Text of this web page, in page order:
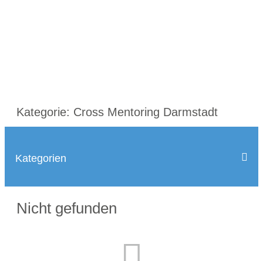
Kategorie: Cross Mentoring Darmstadt
Nicht gefunden
Kategorien
CROSS MENTORING AUGSBURG